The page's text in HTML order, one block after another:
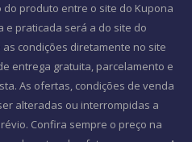
produto entre o site do Kupona
e praticada será a do site do
condições diretamente no site
entrega gratuita, parcelamento e
As ofertas, condições de venda
alteradas ou interrompidas a
Confira sempre o preço na